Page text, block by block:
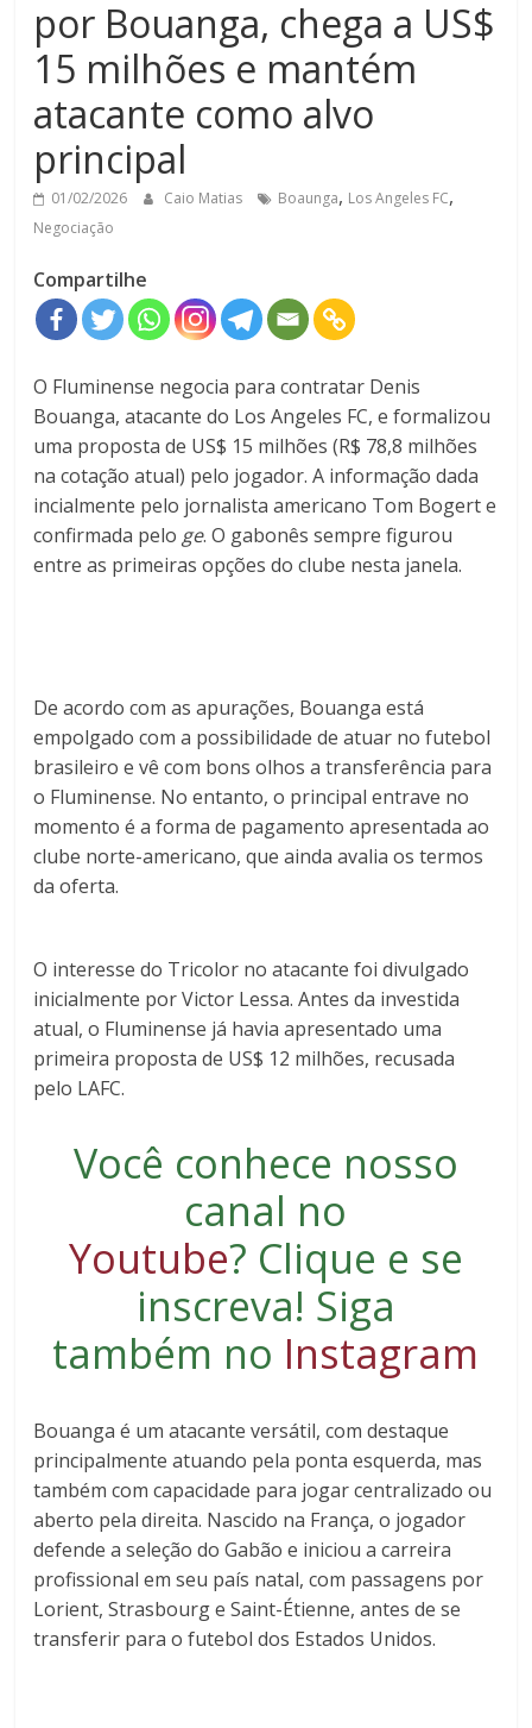
por Bouanga, chega a US$
15 milhões e mantém
atacante como alvo
principal
01/02/2026 Caio Matias Boaunga, Los Angeles FC,
Negociação
Compartilhe
O Fluminense negocia para contratar Denis
Bouanga, atacante do Los Angeles FC, e formalizou
uma proposta de US$ 15 milhões (R$ 78,8 milhões
na cotação atual) pelo jogador. A informação dada
incialmente pelo jornalista americano Tom Bogert e
confirmada pelo ge. O gabonês sempre figurou
entre as primeiras opções do clube nesta janela.
De acordo com as apurações, Bouanga está
empolgado com a possibilidade de atuar no futebol
brasileiro e vê com bons olhos a transferência para
o Fluminense. No entanto, o principal entrave no
momento é a forma de pagamento apresentada ao
clube norte-americano, que ainda avalia os termos
da oferta.
O interesse do Tricolor no atacante foi divulgado
inicialmente por Victor Lessa. Antes da investida
atual, o Fluminense já havia apresentado uma
primeira proposta de US$ 12 milhões, recusada
pelo LAFC.
Você conhece nosso
canal no
Youtube? Clique e se
inscreva! Siga
também no Instagram
Bouanga é um atacante versátil, com destaque
principalmente atuando pela ponta esquerda, mas
também com capacidade para jogar centralizado ou
aberto pela direita. Nascido na França, o jogador
defende a seleção do Gabão e iniciou a carreira
profissional em seu país natal, com passagens por
Lorient, Strasbourg e Saint-Étienne, antes de se
transferir para o futebol dos Estados Unidos.